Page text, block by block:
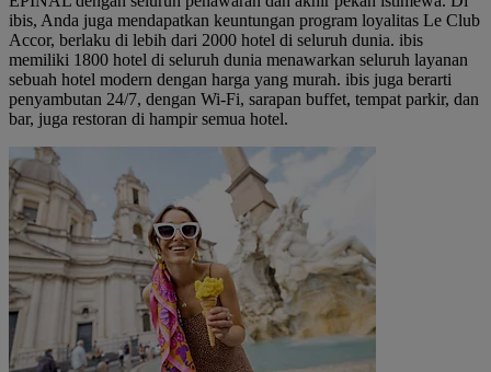
ibis, Anda juga mendapatkan keuntungan program loyalitas Le Club
Accor, berlaku di lebih dari 2000 hotel di seluruh dunia. ibis
memiliki 1800 hotel di seluruh dunia menawarkan seluruh layanan
sebuah hotel modern dengan harga yang murah. ibis juga berarti
penyambutan 24/7, dengan Wi-Fi, sarapan buffet, tempat parkir, dan
bar, juga restoran di hampir semua hotel.